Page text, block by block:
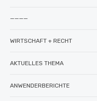
————
WIRTSCHAFT + RECHT
AKTUELLES THEMA
ANWENDERBERICHTE